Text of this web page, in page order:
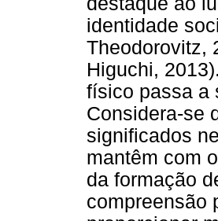
identidade
Theodorovitz,
Higuchi,
físico passa a
Considera-se
significados
mantêm com
da formação
compreensão